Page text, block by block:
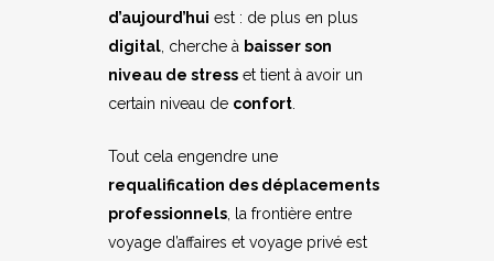
d’aujourd’hui est : de plus en plus
digital, cherche à baisser son
niveau de stress et tient à avoir un
certain niveau de confort.
Tout cela engendre une
requalification des déplacements
professionnels, la frontière entre
voyage d’affaires et voyage privé est